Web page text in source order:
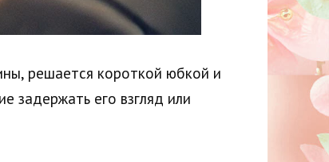
решается короткой юбкой и
задержать его взгляд или